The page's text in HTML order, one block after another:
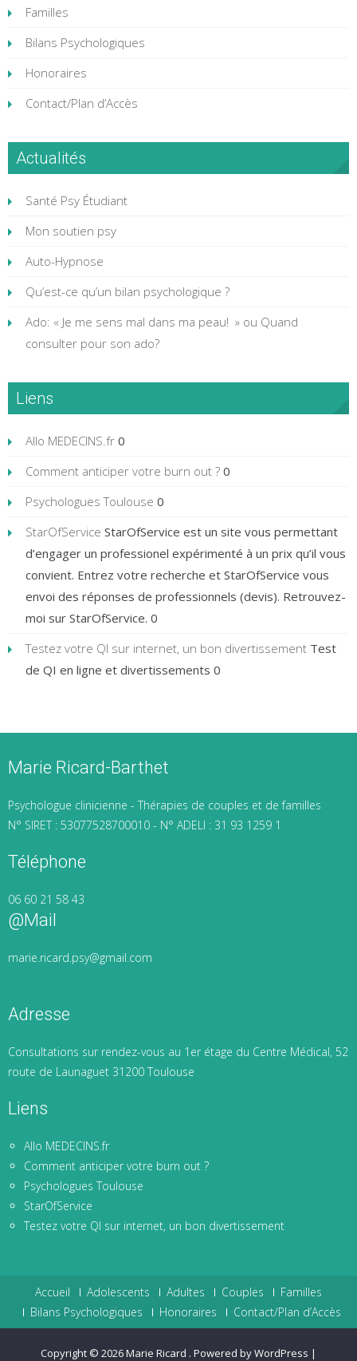
Familles
Bilans Psychologiques
Honoraires
Contact/Plan d’Accès
Actualités
Santé Psy Étudiant
Mon soutien psy
Auto-Hypnose
Qu’est-ce qu’un bilan psychologique ?
Ado: « Je me sens mal dans ma peau! » ou Quand
consulter pour son ado?
Liens
Allo MEDECINS.fr 0
Comment anticiper votre burn out ? 0
Psychologues Toulouse 0
StarOfService StarOfService est un site vous permettant
d’engager un professionel expérimenté à un prix qu’il vous
convient. Entrez votre recherche et StarOfService vous
envoi des réponses de professionnels (devis). Retrouvez-
moi sur StarOfService. 0
Testez votre QI sur internet, un bon divertissement Test
de QI en ligne et divertissements 0
Marie Ricard-Barthet
Psychologue clinicienne - Thérapies de couples et de familles
N° SIRET : 53077528700010 - N° ADELI : 31 93 1259 1
Téléphone
06 60 21 58 43
@mail
marie.ricard.psy@gmail.com
Adresse
Consultations sur rendez-vous au 1er étage du Centre Médical, 52
route de Launaguet 31200 Toulouse
Liens
Allo MEDECINS.fr
Comment anticiper votre burn out ?
Psychologues Toulouse
StarOfService
Testez votre QI sur internet, un bon divertissement
Accueil Adolescents Adultes Couples
Familles
Bilans Psychologiques
Honoraires Contact/Plan d’Accès
Copyright © 2026Marie Ricard . Powered by WordPress |